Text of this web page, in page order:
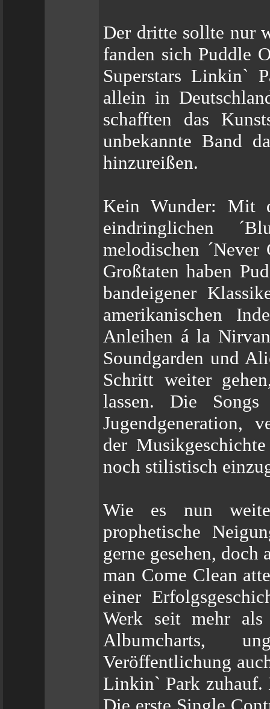
Der dritte sollte nur
fanden sich Puddle
Superstars Linkin`
allein in
schafften das
unbekannte Band
hinzureißen.
Kein Wunder: Mit
eindringlichen
melodischen
Großtaten haben
bandeigener
amerikanischen
Anleihen á la
Soundgarden und
Schritt weiter
lassen. Die
Jugendgeneration,
der
noch stilistisch
Wie es nun
prophetische
gerne gesehen, doch
man Come Clean
einer
Werk seit mehr
Albumcharts,
Veröffentlichung
Linkin` Park zuhauf.